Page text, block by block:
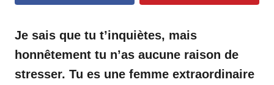
Je sais que tu t’inquiètes, mais
honnêtement tu n’as aucune raison de
stresser. Tu es une femme extraordinaire